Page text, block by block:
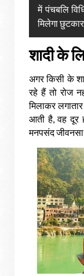
में पंचबलि
मिलेगा
शादीके
अगर किसी के
रहे हैं तो रोज
मिलाकर लगातार
आती है,वह दूर
मनपसंद